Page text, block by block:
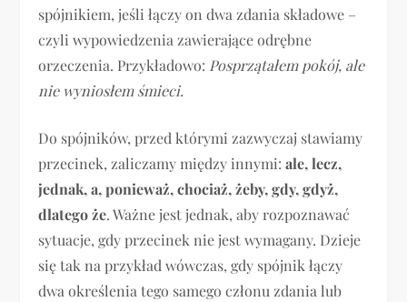
spójnikiem, jeśli łączy on dwa zdania składowe –
czyli wypowiedzenia zawierające odrębne
orzeczenia. Przykładowo: Posprzątałem pokój, ale
nie wyniosłem śmieci.
Do spójników, przed którymi zazwyczaj stawiamy
przecinek, zaliczamy między innymi:ale, lecz,
jednak, a, ponieważ, chociaż, żeby, gdy, gdyż,
dlatego że. Ważne jest jednak, aby rozpoznawać
sytuacje, gdy przecinek nie jest wymagany. Dzieje
się tak na przykład wówczas, gdy spójnik łączy
dwa określenia tego samego członu zdania lub